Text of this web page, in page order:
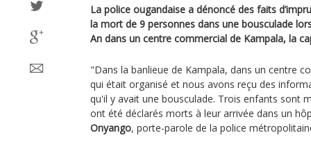
La police ougandaise a dénoncé des faits
la mort de 9 personnes dans une bousculade
An dans un centre commercial de Kampala, la
"Dans la banlieue de Kampala, dans un centre
qui était organisé et nous avons reçu des
qu'il y avait une bousculade. Trois enfants sont
ont été déclarés morts à leur arrivée dans un
Onyango, porte-parole de la police